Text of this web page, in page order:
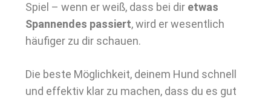
Spiel – wenn er weiß, dass bei dir etwas
Spannendes passiert, wird er wesentlich
häufiger zu dir schauen.
Die beste Möglichkeit, deinem Hund schnell
und effektiv klar zu machen, dass du es gut